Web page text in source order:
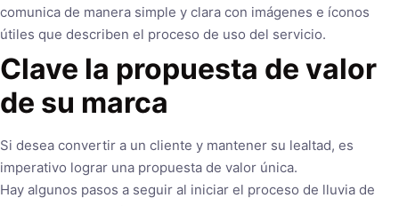
comunica de manera simple y clara con imágenes e íconos
útiles que describen el proceso de uso del servicio.
Clave la propuesta de valor
de su marca
Si desea convertir a un cliente y mantener su lealtad, es
imperativo lograr una propuesta de valor única.
Hay algunos pasos a seguir al iniciar el proceso de lluvia de